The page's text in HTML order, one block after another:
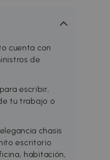
cuenta con
de
escribir,
tu trabajo o
chasis
escritorio
habitación,